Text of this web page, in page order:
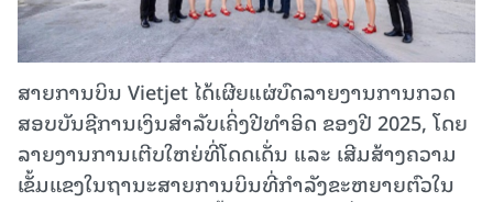
ສາຍການບິນ Vietjet ໄດ້ເຜີຍແຜ່ບົດລາຍງານການກວດ
ສອບບັນຊີການເງິນສໍາລັບເຄິ່ງປີທໍາອິດ ຂອງປີ 2025, ໂດຍ
ລາຍງານການເຕີບໃຫຍ່ທີ່ໂດດເດັ່ນ ແລະ ເສີມສ້າງຄວາມ
ເຂັ້ມແຂງໃນຖານະສາຍການບິນທີ່ກໍາລັງຂະຫຍາຍຕົວໃນ